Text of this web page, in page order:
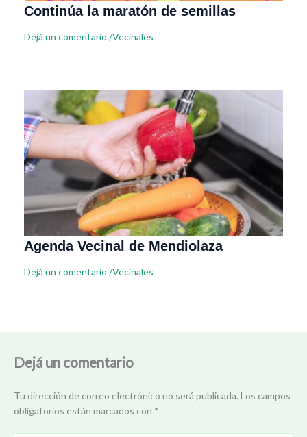
Continúa la maratón de semillas
Dejá un comentario /Vecinales
Agenda Vecinal de Mendiolaza
Dejá un comentario /Vecinales
Dejá un comentario
Tu dirección de correo electrónico no será publicada. Los campos
obligatorios están marcados con *